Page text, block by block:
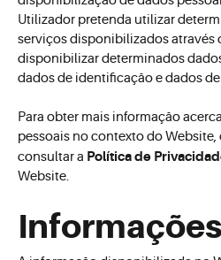
Utilizador pretenda utilizar
serviços disponibilizados através
disponibilizar determinados
dados de identificação e dados
Para obter mais informação
pessoais no contexto do Website,
consultar a Política de
Website.
Informações